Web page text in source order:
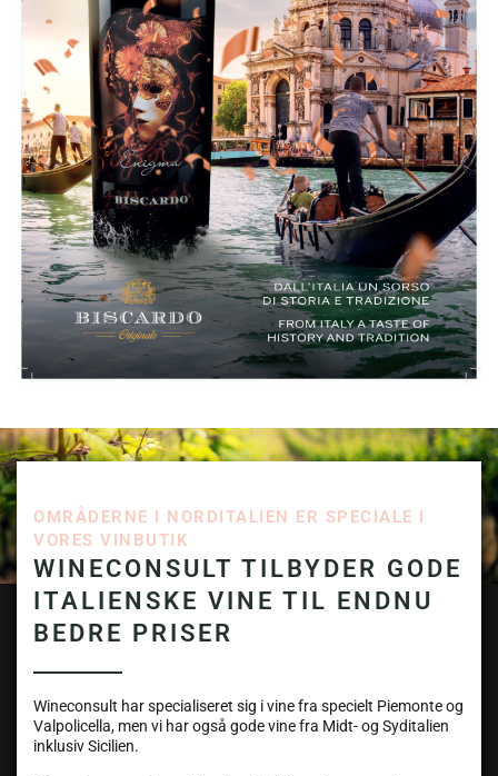
OMRÅDERNE I NORDITALIEN ER SPECIALE I
VORES VINBUTIK
WINECONSULT TILBYDER GODE
ITALIENSKE VINE TIL ENDNU
BEDRE PRISER
Wineconsult har specialiseret sig i vine fra specielt Piemonte og
Valpolicella, men vi har også gode vine fra Midt- og Syditalien
inklusiv Sicilien.